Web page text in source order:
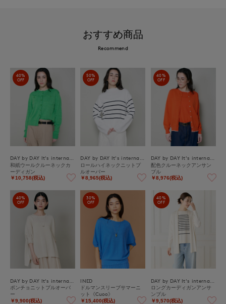
おすすめ商品
Recommend
40%
OFF
和紙ウールクルーネックカ
ーディガン
￥10,758(税込)
50%
OFF
ロールハイネックニットプ
ルオーバー
￥8,965(税込)
40%
OFF
配色クルーネックアンサン
ブル
￥8,976(税込)
40%
OFF
ポンチョニットプルオーバ
ー
￥9,900(税込)
30%
OFF
INED
ドルマンスリーブサマーニ
ット《Cuoo》
￥15,400(税込)
40%
OFF
ロングカーディガンアンサ
ンブル
￥9,570(税込)